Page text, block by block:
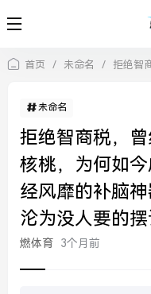
首页 / 未命名 / 拒绝智商税，曾经风
未命名
拒绝智商税，
核桃，为何如
经风靡的补脑
沦为没人要的摆
燃体育 3个月前